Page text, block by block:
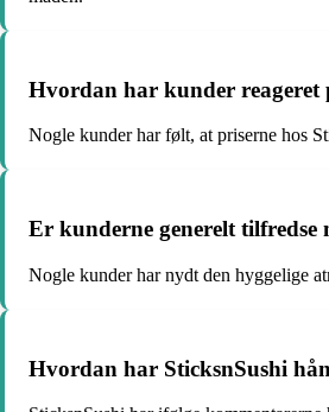
Hvordan har kunder reageret
Nogle kunder har følt, at priserne hos
Er kunderne generelt tilfredse
Nogle kunder har nydt den hyggelige
Hvordan har SticksnSushi